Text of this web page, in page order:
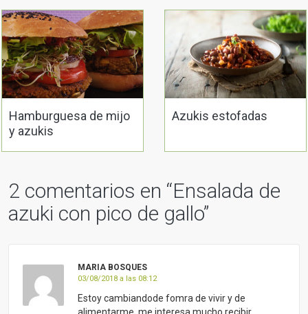
Hamburguesa de mijo
y azukis
Azukis estofadas
2 comentarios en “Ensalada de
azuki con pico de gallo”
MARIA BOSQUES
03/08/2018 a las 08:12
Estoy cambiandode fomra de vivir y de
alimentarme, me interesa mucho recibir